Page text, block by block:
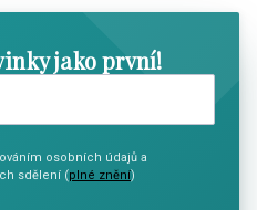
jako první!
osobních údajů a
sdělení (plné znění)